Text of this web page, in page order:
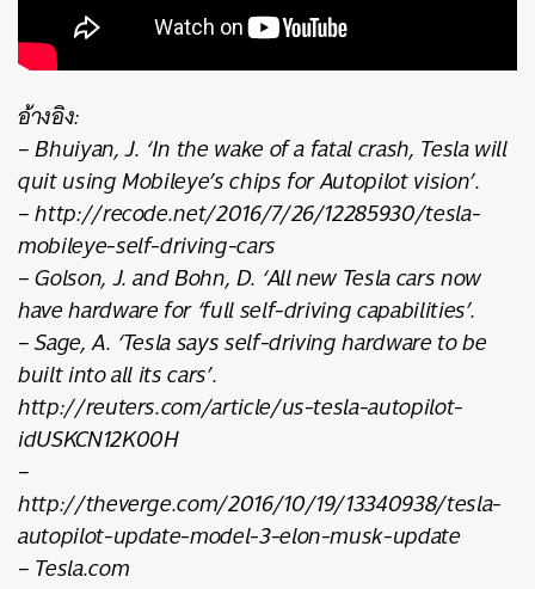
อ้างอิง:
– Bhuiyan, J. ‘In the wake of a fatal crash, Tesla will
quit using Mobileye’s chips for Autopilot vision’.
– http://recode.net/2016/7/26/12285930/tesla-
mobileye-self-driving-cars
– Golson, J. and Bohn, D. ‘All new Tesla cars now
have hardware for ‘full self-driving capabilities’.
– Sage, A. ‘Tesla says self-driving hardware to be
built into all its cars’.
http://reuters.com/article/us-tesla-autopilot-
idUSKCN12K00H
–
http://theverge.com/2016/10/19/13340938/tesla-
autopilot-update-model-3-elon-musk-update
– Tesla.com